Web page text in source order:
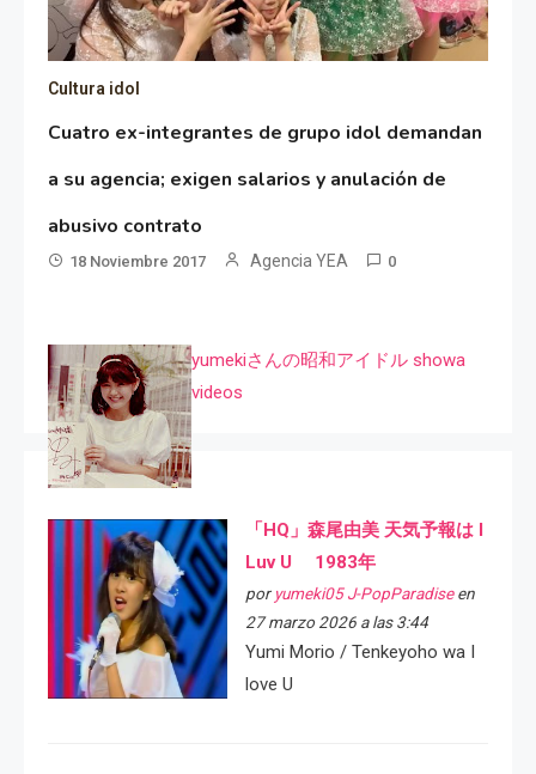
Cultura idol
Cuatro ex-integrantes de grupo idol demandan
a su agencia; exigen salarios y anulación de
abusivo contrato
18 Noviembre 2017 Agencia YEA 0
yumekiさんの昭和アイドル showa
videos
「HQ」森尾由美 天気予報は I
Luv U 1983年
por yumeki05 J-PopParadiseen
27 marzo 2026 a las 3:44
Yumi Morio / Tenkeyoho wa I
love U